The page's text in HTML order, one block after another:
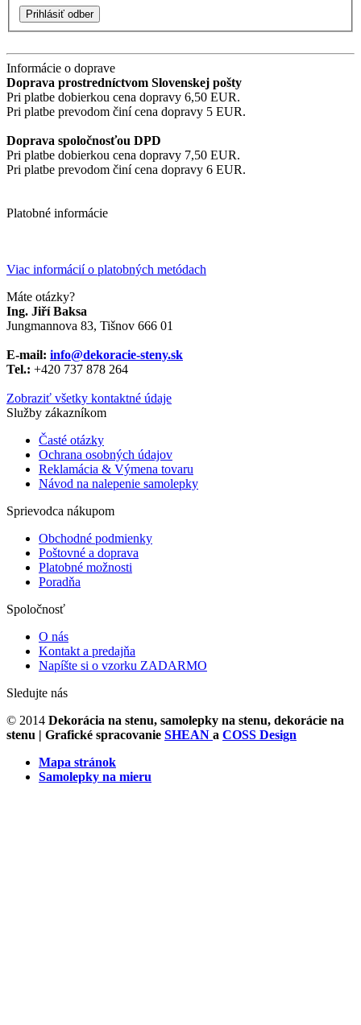
Prihlásiť odber
Informácie o doprave
Doprava prostredníctvom Slovenskej pošty
Pri platbe dobierkou cena dopravy 6,50 EUR.
Pri platbe prevodom činí cena dopravy 5 EUR.
Doprava spoločnosťou DPD
Pri platbe dobierkou cena dopravy 7,50 EUR.
Pri platbe prevodom činí cena dopravy 6 EUR.
Platobné informácie
Viac informácií o platobných metódach
Máte otázky?
Ing. Jiří Baksa
Jungmannova 83, Tišnov 666 01
E-mail: info@dekoracie-steny.sk
Tel.: +420 737 878 ​​264
Zobraziť všetky kontaktné údaje
Služby zákazníkom
Časté otázky
Ochrana osobných údajov
Reklamácia & Výmena tovaru
Návod na nalepenie samolepky
Sprievodca nákupom
Obchodné podmienky
Poštovné a doprava
Platobné možnosti
Poradňa
Spoločnosť
O nás
Kontakt a predajňa
Napíšte si o vzorku ZADARMO
Sledujte nás
© 2014 Dekorácia na stenu, samolepky na stenu, dekorácie na
stenu
| Grafické spracovanie SHEAN a COSS Design
Mapa stránok
Samolepky na mieru